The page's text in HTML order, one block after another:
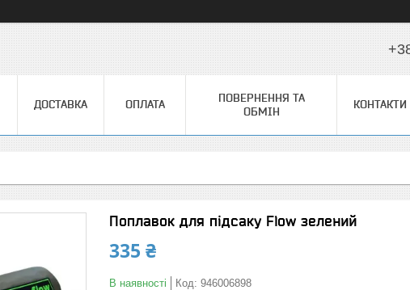
ДОСТАВКА ОПЛАТА
ПОВЕРНЕННЯ ТА
ОБМІН
КОНТАКТИ
Поплавок для підсаку Flow зелений
335 ₴
В наявності Код: 946006898